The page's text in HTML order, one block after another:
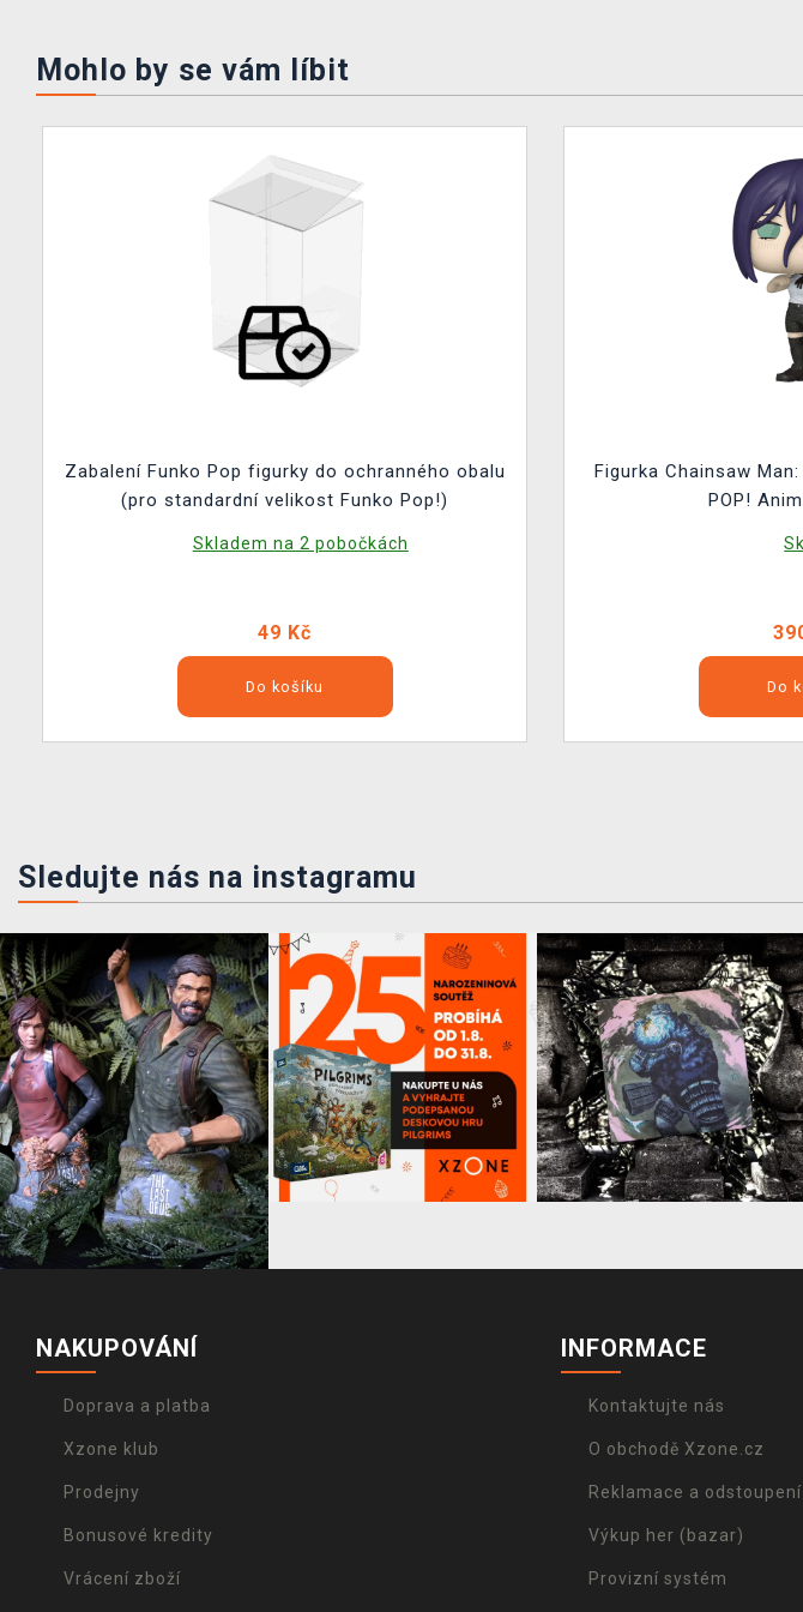
Mohlo by se vám líbit
Zabalení Funko Pop figurky do ochranného obalu
(pro standardní velikost Funko Pop!)
Skladem na 2 pobočkách
49 Kč
Do košíku
Figurka Chainsaw
POP!
Do
Sledujte nás na instagramu
NAKUPOVÁNÍ
Doprava a platba
Xzone klub
Prodejny
Bonusové kredity
Vrácení zboží
INFORMACE
Kontaktujte nás
O obchodě Xzone.cz
Reklamace a odstoupení
Výkup her (bazar)
Provizní systém